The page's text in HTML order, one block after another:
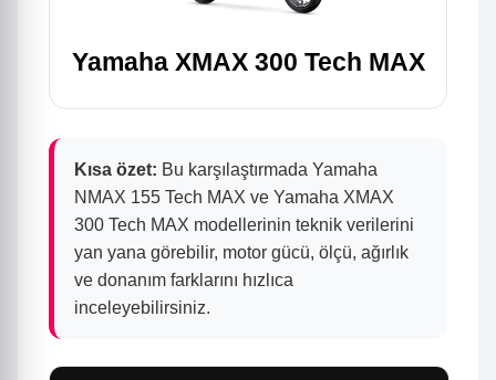
Yamaha XMAX 300 Tech MAX
Kısa özet: Bu karşılaştırmada Yamaha
NMAX 155 Tech MAX ve Yamaha XMAX
300 Tech MAX modellerinin teknik verilerini
yan yana görebilir, motor gücü, ölçü, ağırlık
ve donanım farklarını hızlıca
inceleyebilirsiniz.